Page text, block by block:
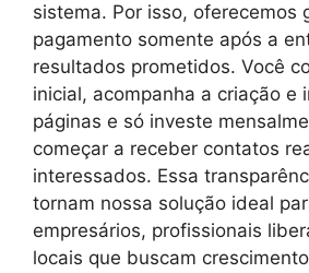
sistema. Por isso, oferecemos
pagamento somente após a
resultados prometidos. Você
inicial, acompanha a criação e
páginas e só investe
começar a receber contatos
interessados. Essa
tornam nossa solução ideal
empresários, profissionais
locais que buscam